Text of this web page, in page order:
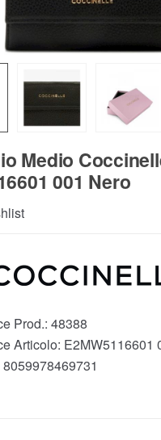
Medio
001 Nero
Prod.: 48388
Articolo: E2MW5116601
8059978469731